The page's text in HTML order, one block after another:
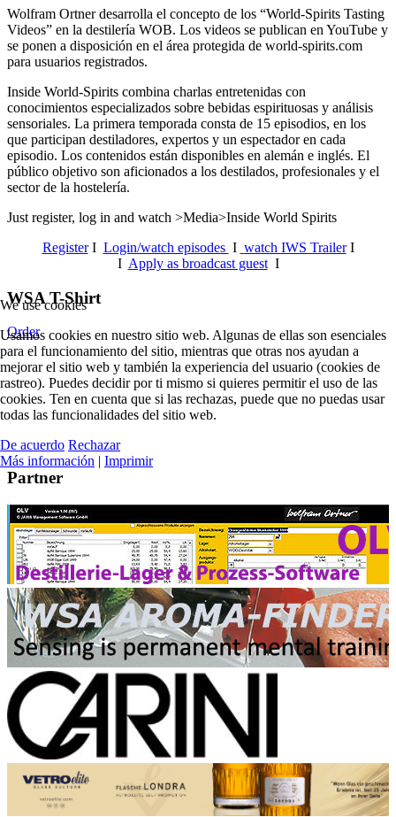
Wolfram Ortner desarrolla el concepto de los “World-Spirits Tasting
Videos” en la destilería WOB. Los videos se publican en YouTube y
se ponen a disposición en el área protegida de world-spirits.com
para usuarios registrados.
Inside World-Spirits combina charlas entretenidas con
conocimientos especializados sobre bebidas espirituosas y análisis
sensoriales. La primera temporada consta de 15 episodios, en los
que participan destiladores, expertos y un espectador en cada
episodio. Los contenidos están disponibles en alemán e inglés. El
público objetivo son aficionados a los destilados, profesionales y el
sector de la hostelería.
Just register, log in and watch >Media>Inside World Spirits
RegisterI Login/watch episodes I watch IWS TrailerI
I Apply as broadcast guestI
WSA T-Shirt
Order
Partner
We use cookies
Usamos cookies en nuestro sitio web. Algunas de ellas son esenciales
para el funcionamiento del sitio, mientras que otras nos ayudan a
mejorar el sitio web y también la experiencia del usuario (cookies de
rastreo). Puedes decidir por ti mismo si quieres permitir el uso de las
cookies. Ten en cuenta que si las rechazas, puede que no puedas usar
todas las funcionalidades del sitio web.
De acuerdo Rechazar
Más información | Imprimir